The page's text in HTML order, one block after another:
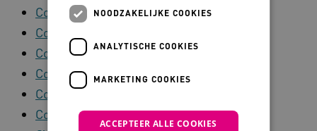
Congenitaal Glaucoom
Congenitale Nystagmus
Contusio Cerebri
Cornalittekens
Cornea Dystrofie
Corneatransplantatie
NOODZAKELIJKE COOKIES
ANALYTISCHE COOKIES
MARKETING COOKIES
ACCEPTEER ALLE COOKIES